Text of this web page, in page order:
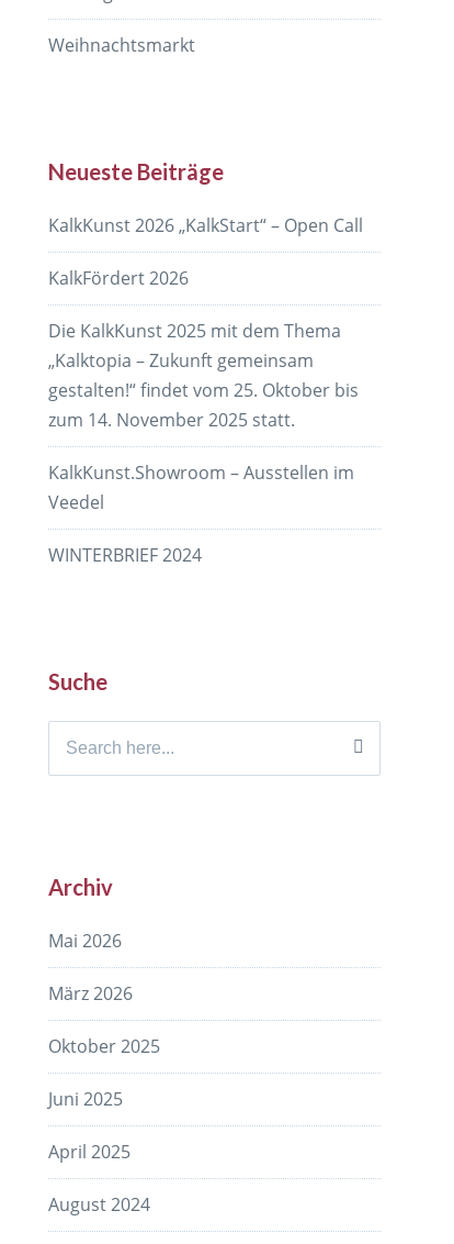
Weihnachtsmarkt
Neueste Beiträge
KalkKunst 2026 „KalkStart“ – Open Call
KalkFördert 2026
Die KalkKunst 2025 mit dem Thema
„Kalktopia – Zukunft gemeinsam
gestalten!“ findet vom 25. Oktober bis
zum 14. November 2025 statt.
KalkKunst.Showroom – Ausstellen im
Veedel
WINTERBRIEF 2024
Suche
Search
Archiv
Mai 2026
März 2026
Oktober 2025
Juni 2025
April 2025
August 2024